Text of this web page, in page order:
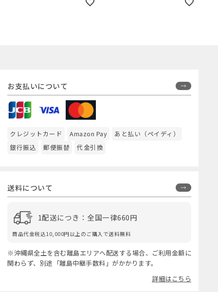
お支払いについて
クレジットカード Amazon Pay
あと払い（ペイディ）
銀行振込
郵便振替 代金引換
送料について
1配送につき：全国一律660円
商品代金税込10,000円以上のご購入で送料無料
※沖縄県全土を含む離島エリアへ配送する場合、ご利用金額に
関わらず、別途「離島中継手数料」がかかります。
詳細はこちら